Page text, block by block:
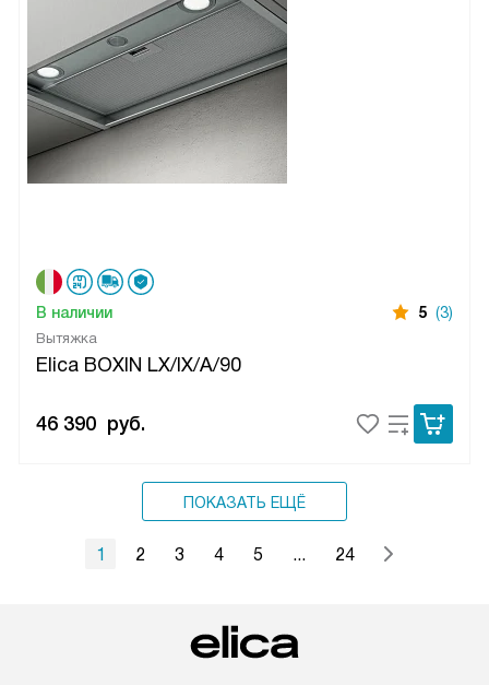
Вытяжка
Elica BOXIN LX/IX/A/90
В наличии 5 (3)
46 390 руб.
ПОКАЗАТЬ ЕЩЁ
1 2 3 4 5 ... 24